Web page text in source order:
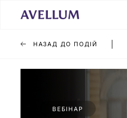
НАЗАД ДО ПОДІЙ
ВЕБІНАР